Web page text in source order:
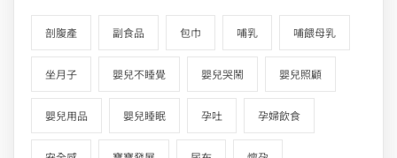
剖腹產 副食品 包巾 哺乳 哺餵母乳
坐月子 嬰兒不睡覺 嬰兒哭鬧 嬰兒照顧
嬰兒用品 嬰兒睡眠 孕吐 孕婦飲食